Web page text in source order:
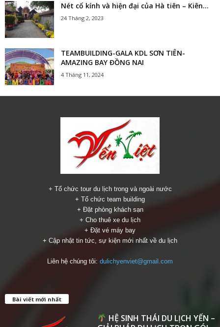
Nét cổ kính và hiện đại của Hà tiên – Kiên...
24 Tháng 2, 2023
TEAMBUILDING-GALA KDL SƠN TIÊN-
AMAZING BAY ĐỒNG NAI
4 Tháng 11, 2024
+ Tổ chức tour du lịch trong và ngoài nước
+ Tổ chức team building
+ Đặt phòng khách sạn
+ Cho thuê xe du lịch
+ Đặt vé máy bay
+ Cập nhật tin tức, sự kiện mới nhất về du lịch
Liên hệ chúng tôi: dulichyenviet@gmail.com
Bài viết mới nhất
HỆ SINH THÁI DU LỊCH YẾN –